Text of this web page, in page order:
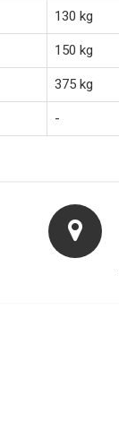
130 kg
150 kg
375 kg
-